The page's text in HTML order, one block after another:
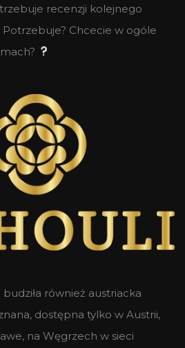
recenzji kolejnego
Potrzebuje? Chcecie w ogóle
również austriacka
dostępna tylko w Austrii,
na Węgrzech w sieci